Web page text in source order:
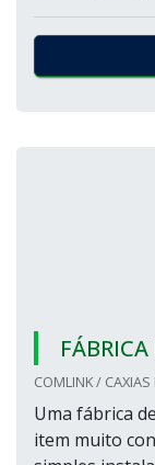
COMLINK /
Uma fábrica
item muito